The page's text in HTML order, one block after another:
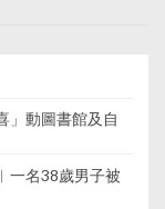
」動圖書館及自
一名38歲男子被